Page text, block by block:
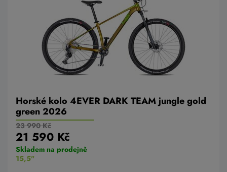
Horské kolo 4EVER DARK TEAM jungle gold
green 2026
23 990 Kč
21 590 Kč
Skladem na prodejně
15,5"